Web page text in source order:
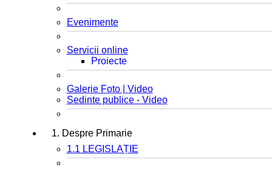
Evenimente
Servicii online
Proiecte
Galerie Foto | Video
Sedinte publice - Video
1. Despre Primarie
1.1 LEGISLAȚIE